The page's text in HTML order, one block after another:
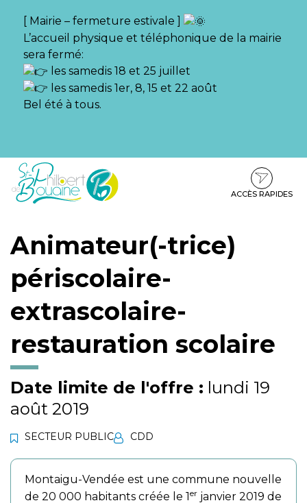
[ Mairie – fermeture estivale ]
L’accueil physique et téléphonique de la mairie
sera fermé:
les samedis 18 et 25 juillet
les samedis 1er, 8, 15 et 22 août
Bel été à tous.
Aller
Aller
contenu
Aller
pied
ACCÈS RAPIDES
Animateur(-trice)
périscolaire-
extrascolaire-
restauration scolaire
Date limite de l'offre : lundi 19
août 2019
SECTEUR PUBLIC CDD
Montaigu-Vendée est une commune nouvelle
de 20 000 habitants créée le 1 er janvier 2019 de